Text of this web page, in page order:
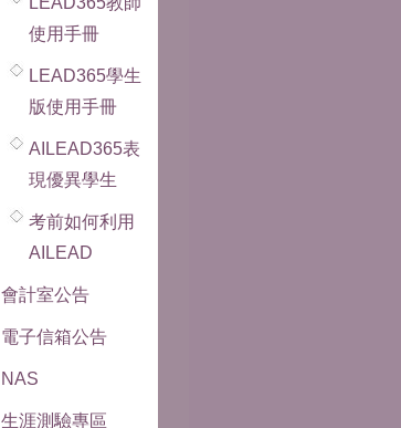
使用手冊
LEAD365學生
版使用手冊
AILEAD365表
現優異學生
考前如何利用
AILEAD
會計室公告
電子信箱公告
NAS
生涯測驗專區